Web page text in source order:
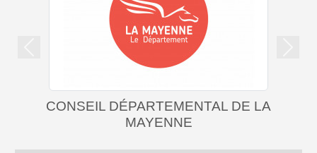
CONSEIL DÉPARTEMENTAL DE LA
MAYENNE